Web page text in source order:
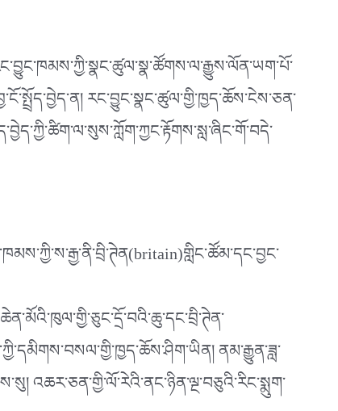
རང་བྱུང་སྣང་ཚུལ་གྱི་ཁྱད་ཆོས་ངེས་ཅན་
ནམ་རྒྱུན་ཟླ་
འཆར་ཅན་གྱི་ལོ་རེའི་ནང་ཉིན་ལྔ་བཅུའི་རིང་སྨུག་